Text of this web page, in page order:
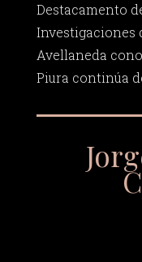
Destacamento
Investigaciones
Avellaneda
Piura continúa